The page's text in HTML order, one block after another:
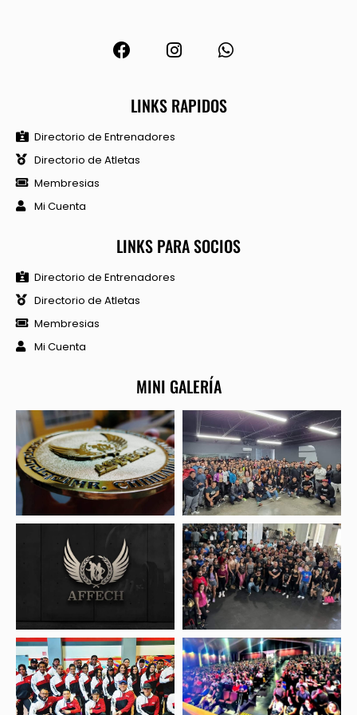
LINKS RAPIDOS
Directorio de Entrenadores
Directorio de Atletas
Membresias
Mi Cuenta
LINKS PARA SOCIOS
Directorio de Entrenadores
Directorio de Atletas
Membresias
Mi Cuenta
MINI GALERÍA